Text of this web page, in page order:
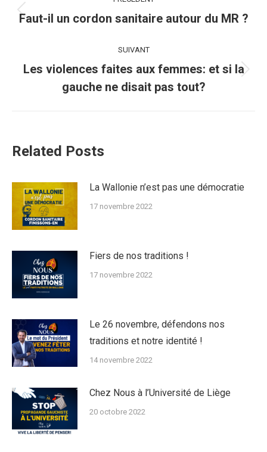
article
Article
:
Faut-il un cordon sanitaire autour du MR ?
SUIVANT
Article
suivant
Les violences faites aux femmes: et si la
gauche ne disait pas tout?
Related Posts
La Wallonie n’est pas une démocratie
17 novembre 2022
Fiers de nos traditions !
17 novembre 2022
Le 26 novembre, défendons nos
traditions et notre identité !
14 novembre 2022
Chez Nous à l’Université de Liège
20 octobre 2022